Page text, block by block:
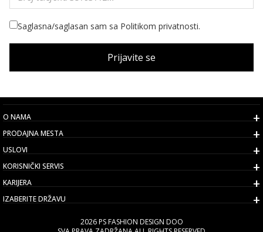
Saglasna/saglasan sam sa Politikom privatnosti.
Prijavite se
O NAMA
PRODAJNA MESTA
USLOVI
KORISNIČKI SERVIS
KARIJERA
IZABERITE DRŽAVU
2026 PS FASHION DESIGN DOO